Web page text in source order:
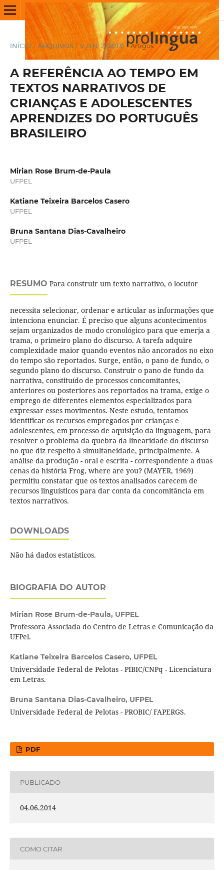
INÍCIO / ARQUIVOS / V. 8 N. 2 (2013) / Artigos
A REFERÊNCIA AO TEMPO EM
TEXTOS NARRATIVOS DE
CRIANÇAS E ADOLESCENTES
APRENDIZES DO PORTUGUÊS
BRASILEIRO
Mirian Rose Brum-de-Paula
UFPEL
Katiane Teixeira Barcelos Casero
UFPEL
Bruna Santana Dias-Cavalheiro
UFPEL
RESUMO Para construir um texto narrativo, o locutor
necessita selecionar, ordenar e articular as informações que
intenciona enunciar. É preciso que alguns acontecimentos
sejam organizados de modo cronológico para que emerja a
trama, o primeiro plano do discurso. A tarefa adquire
complexidade maior quando eventos não ancorados no eixo
do tempo são reportados. Surge, então, o pano de fundo, o
segundo plano do discurso. Construir o pano de fundo da
narrativa, constituído de processos concomitantes,
anteriores ou posteriores aos reportados na trama, exige o
emprego de diferentes elementos especializados para
expressar esses movimentos. Neste estudo, tentamos
identificar os recursos empregados por crianças e
adolescentes, em processo de aquisição da linguagem, para
resolver o problema da quebra da linearidade do discurso
no que diz respeito à simultaneidade, principalmente. A
análise da produção - oral e escrita - correspondente a duas
cenas da história Frog, where are you? (MAYER, 1969)
permitiu constatar que os textos analisados carecem de
recursos linguísticos para dar conta da concomitância em
textos narrativos.
DOWNLOADS
Não há dados estatísticos.
BIOGRAFIA DO AUTOR
Mirian Rose Brum-de-Paula, UFPEL
Professora Associada do Centro de Letras e Comunicação da
UFPel.
Katiane Teixeira Barcelos Casero, UFPEL
Universidade Federal de Pelotas - PIBIC/CNPq - Licenciatura
em Letras.
Bruna Santana Dias-Cavalheiro, UFPEL
Universidade Federal de Pelotas - PROBIC/ FAPERGS.
PDF
PUBLICADO
04.06.2014
COMO CITAR